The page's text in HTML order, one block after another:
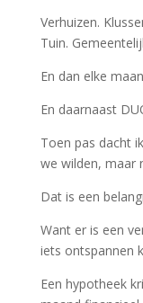
Verhuizen.
Tuin.
En dan elke
En daarnaast
Toen pas dacht
we wilden, maar
Dat is een
Want er is een
iets ontspannen
Een hypotheek